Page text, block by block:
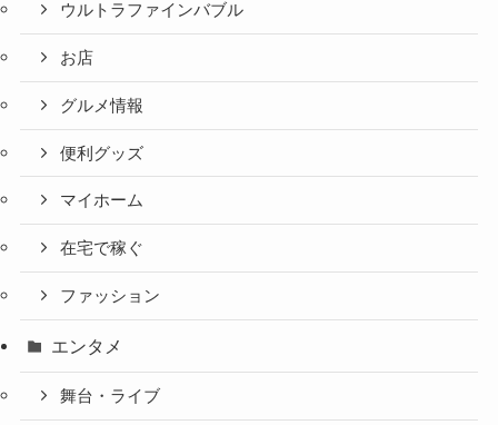
ウルトラファインバブル
お店
グルメ情報
便利グッズ
マイホーム
在宅で稼ぐ
ファッション
エンタメ
舞台・ライブ